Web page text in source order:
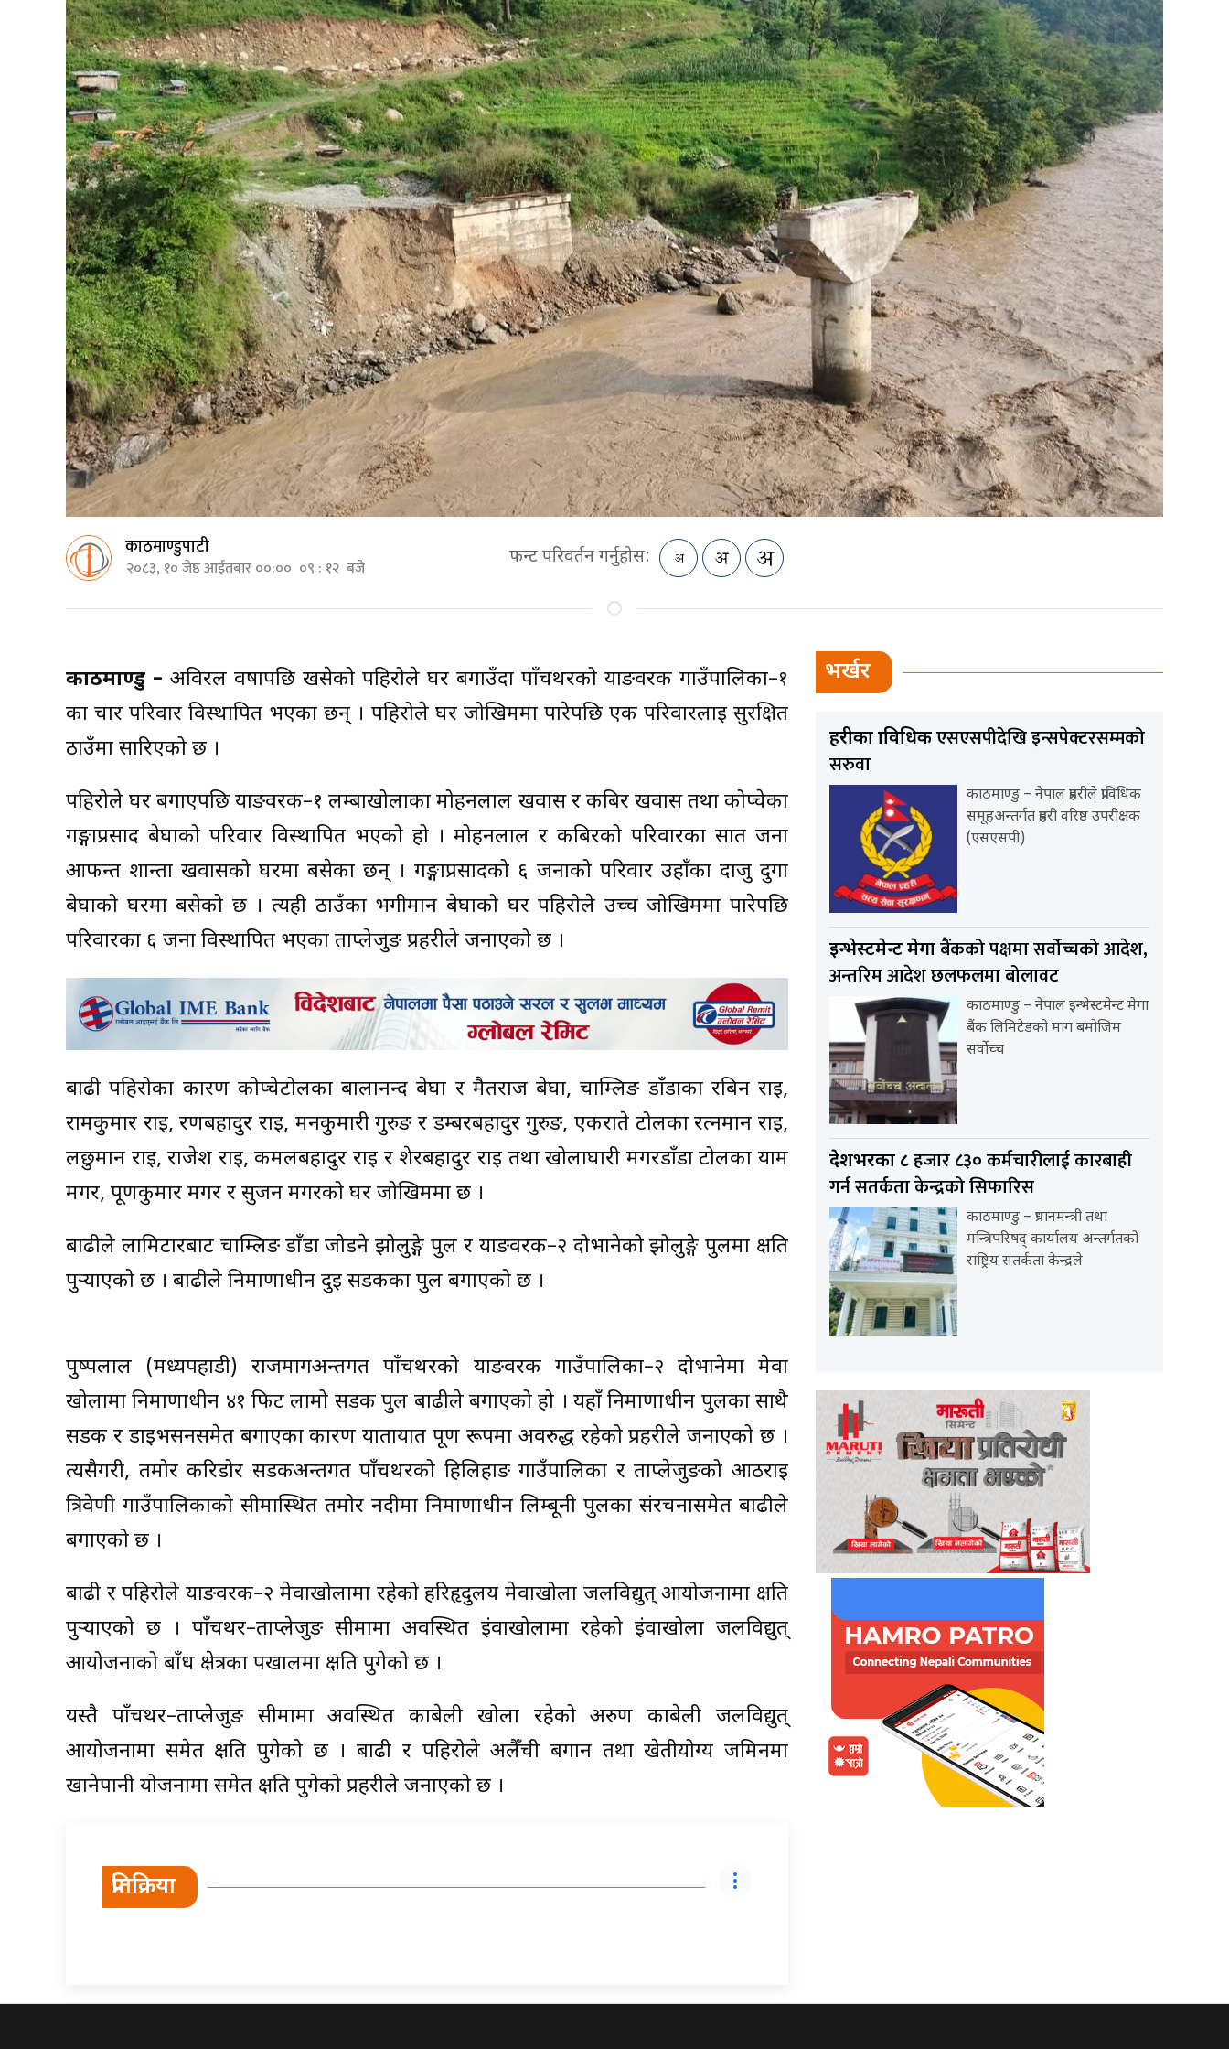
काठमाण्डुपाटी
२०८३, १० जेष्ठ आईतबार ००:०० ०९ : १२ बजे फन्ट परिवर्तन गर्नुहोस:
काठमाण्डु – अविरल वर्षापछि खसेको पहिरोले घर बगाउँदा पाँचथरको याङवरक गाउँपालिका–१
का चार परिवार विस्थापित भएका छन् । पहिरोले घर जोखिममा पारेपछि एक परिवारलाई सुरक्षित
ठाउँमा सारिएको छ ।
पहिरोले घर बगाएपछि याङवरक–१ लम्बाखोलाका मोहनलाल खवास र कबिर खवास तथा कोप्चेका
गङ्गाप्रसाद बेघाको परिवार विस्थापित भएको हो । मोहनलाल र कबिरको परिवारका सात जना
आफन्त शान्ता खवासको घरमा बसेका छन् । गङ्गाप्रसादको ६ जनाको परिवार उहाँका दाजु दुर्गा
बेघाको घरमा बसेको छ । त्यही ठाउँका भगीमान बेघाको घर पहिरोले उच्च जोखिममा पारेपछि
परिवारका ६ जना विस्थापित भएका ताप्लेजुङ प्रहरीले जनाएको छ ।
बाढी पहिरोका कारण कोप्चेटोलका बालानन्द बेघा र मैतराज बेघा, चाम्लिङ डाँडाका रबिन राई,
रामकुमार राई, रणबहादुर राई, मनकुमारी गुरुङ र डम्बरबहादुर गुरुङ, एकराते टोलका रत्नमान राई,
लछुमान राई, राजेश राई, कमलबहादुर राई र शेरबहादुर राई तथा खोलाघारी मगरडाँडा टोलका याम
मगर, पूर्णकुमार मगर र सुजन मगरको घर जोखिममा छ ।
बाढीले लामिटारबाट चाम्लिङ डाँडा जोडने झोलुङ्गे पुल र याङवरक–२ दोभानेको झोलुङ्गे पुलमा क्षति
पुर्‍याएको छ । बाढीले निर्माणाधीन दुई सडकका पुल बगाएको छ ।
पुष्पलाल (मध्यपहाडी) राजमार्गअन्तर्गत पाँचथरको याङवरक गाउँपालिका–२ दोभानेमा मेवा
खोलामा निर्माणाधीन ४१ फिट लामो सडक पुल बाढीले बगाएको हो । यहाँ निर्माणाधीन पुलका साथै
सडक र डाइभर्सनसमेत बगाएका कारण यातायात पूर्ण रूपमा अवरुद्ध रहेको प्रहरीले जनाएको छ ।
त्यसैगरी, तमोर करिडोर सडकअन्तर्गत पाँचथरको हिलिहाङ गाउँपालिका र ताप्लेजुङको आठराई
त्रिवेणी गाउँपालिकाको सीमास्थित तमोर नदीमा निर्माणाधीन लिम्बूनी पुलका संरचनासमेत बाढीले
बगाएको छ ।
बाढी र पहिरोले याङवरक–२ मेवाखोलामा रहेको हरिहृदुलय मेवाखोला जलविद्युत् आयोजनामा क्षति
पुर्‍याएको छ । पाँचथर–ताप्लेजुङ सीमामा अवस्थित इंवाखोलामा रहेको इंवाखोला जलविद्युत्
आयोजनाको बाँध क्षेत्रका पर्खालमा क्षति पुगेको छ ।
यस्तै पाँचथर–ताप्लेजुङ सीमामा अवस्थित काबेली खोला रहेको अरुण काबेली जलविद्युत्
आयोजनामा समेत क्षति पुगेको छ । बाढी र पहिरोले अलैँची बगान तथा खेतीयोग्य जमिनमा
खानेपानी योजनामा समेत क्षति पुगेको प्रहरीले जनाएको छ ।
प्रतिक्रिया
भर्खर
प्रहरीका प्राविधिकएसएसपीदेखि इन्सपेक्टरसम्मको
सरुवा
काठमाण्डु – नेपाल प्रहरीले प्राविधिक
समूहअन्तर्गत प्रहरी वरिष्ठ उपरीक्षक
(एसएसपी)
इन्भेस्टमेन्ट मेगाबैंकको पक्षमा सर्वाेच्चको आदेश,
अन्तरिम आदेश छलफलमा बोलावट
काठमाण्डु – नेपाल इन्भेस्टमेन्ट मेगा
बैंक लिमिटेडको माग बमोजिम
सर्वोच्च
देशभरका ८हजार ८३० कर्मचारीलाई कारबाही
गर्न सतर्कता केन्द्रको सिफारिस
काठमाण्डु – प्रधानमन्त्री तथा
मन्त्रिपरिषद् कार्यालय अन्तर्गतको
राष्ट्रिय सतर्कता केन्द्रले